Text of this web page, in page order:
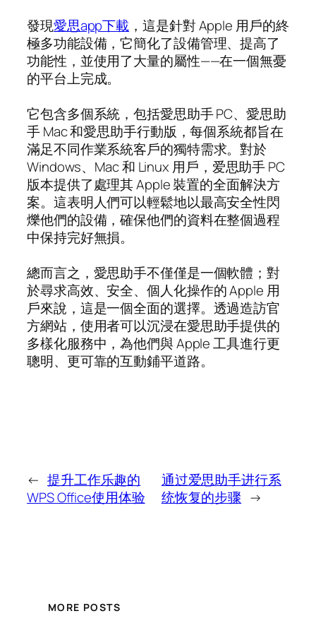
發現愛思app下載 ，這是針對 Apple 用戶的終
極多功能設備，它簡化了設備管理、提高了
功能性，並使用了大量的屬性——在一個無憂
的平台上完成。
它包含多個系統，包括愛思助手 PC、愛思助
手 Mac 和愛思助手行動版，每個系統都旨在
滿足不同作業系統客戶的獨特需求。對於
Windows、Mac 和 Linux 用戶，爱思助手 PC
版本提供了處理其 Apple 裝置的全面解決方
案。這表明人們可以輕鬆地以最高安全性閃
爍他們的設備，確保他們的資料在整個過程
中保持完好無損。
總而言之，愛思助手不僅僅是一個軟體；對
於尋求高效、安全、個人化操作的 Apple 用
戶來說，這是一個全面的選擇。透過造訪官
方網站，使用者可以沉浸在愛思助手提供的
多樣化服務中，為他們與 Apple 工具進行更
聰明、更可靠的互動鋪平道路。
← 提升工作乐趣的
WPS Office使用体验
通过爱思助手进行系
统恢复的步骤 →
MORE POSTS